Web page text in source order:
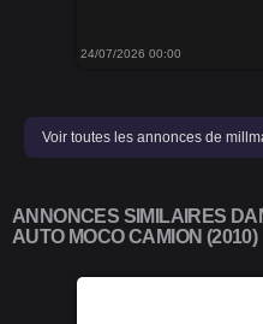
24/07/2026 00:00
Voir toutes les annonces de
ANNONCES SIMILAIRES
AUTO MOCO CAMION (2010)